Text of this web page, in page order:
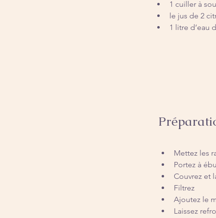
1 cuiller à
le jus de 2
1 litre d’eau
Mettez les
Portez à
Couvrez et
Filtrez
Ajoutez le
Laissez